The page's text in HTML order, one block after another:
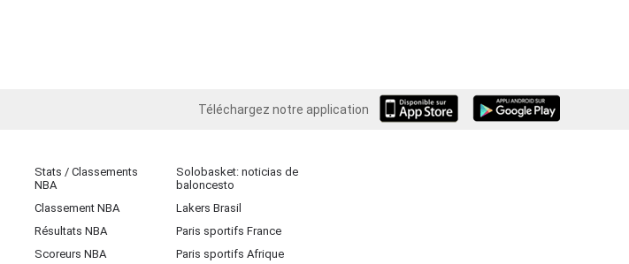
Téléchargez notre application
iOS Android
Stats / Classements
NBA
Classement NBA
Résultats NBA
Scoreurs NBA
Solobasket: noticias de
baloncesto
Lakers Brasil
Paris sportifs France
Paris sportifs Afrique